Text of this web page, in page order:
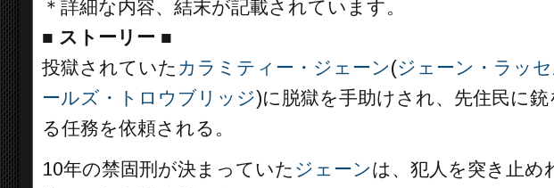
＊詳細な内容、結末が記載されています。
■ ストーリー ■
投獄されていた カラミティー・ジェーン(ジェーン・ラッ
ールズ・トロウブリッジ)に脱獄を手助けされ、先住民に
る任務を依頼される。
10年の禁固刑が決まっていた ジェーンは、犯人を突き止め